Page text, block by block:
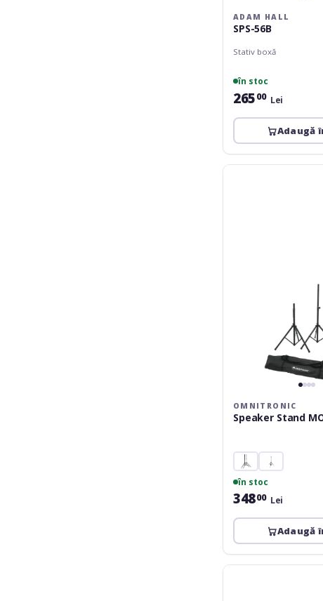
ADAM HALL
SPS-56B
Stativ boxă
în stoc
26500 Lei
Adaugă
Omnitronic
OMNITRONIC
Speaker Stand
în stoc
34800 Lei
Adaugă
JamStands